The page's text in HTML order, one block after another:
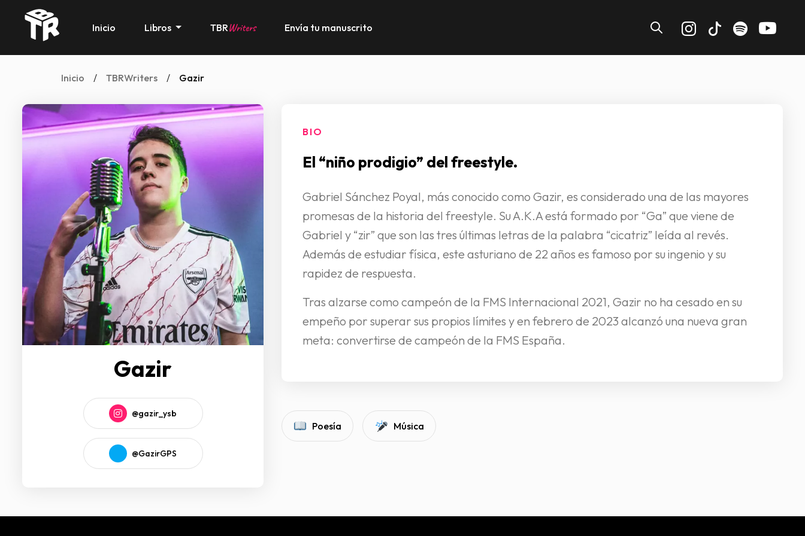
Inicio Libros TBRWriters Envía tu manuscrito
Inicio / TBRWriters / Gazir
Gazir
@gazir_ysb
@GazirGPS
BIO
El “niño prodigio” del freestyle.
Gabriel Sánchez Poyal, más conocido como Gazir, es considerado una de las mayores
promesas de la historia del freestyle. Su A.K.A está formado por “Ga” que viene de
Gabriel y “zir” que son las tres últimas letras de la palabra “cicatriz” leída al revés.
Además de estudiar física, este asturiano de 22 años es famoso por su ingenio y su
rapidez de respuesta.
Tras alzarse como campeón de la FMS Internacional 2021, Gazir no ha cesado en su
empeño por superar sus propios límites y en febrero de 2023 alcanzó una nueva gran
meta: convertirse de campeón de la FMS España.
Poesía Música